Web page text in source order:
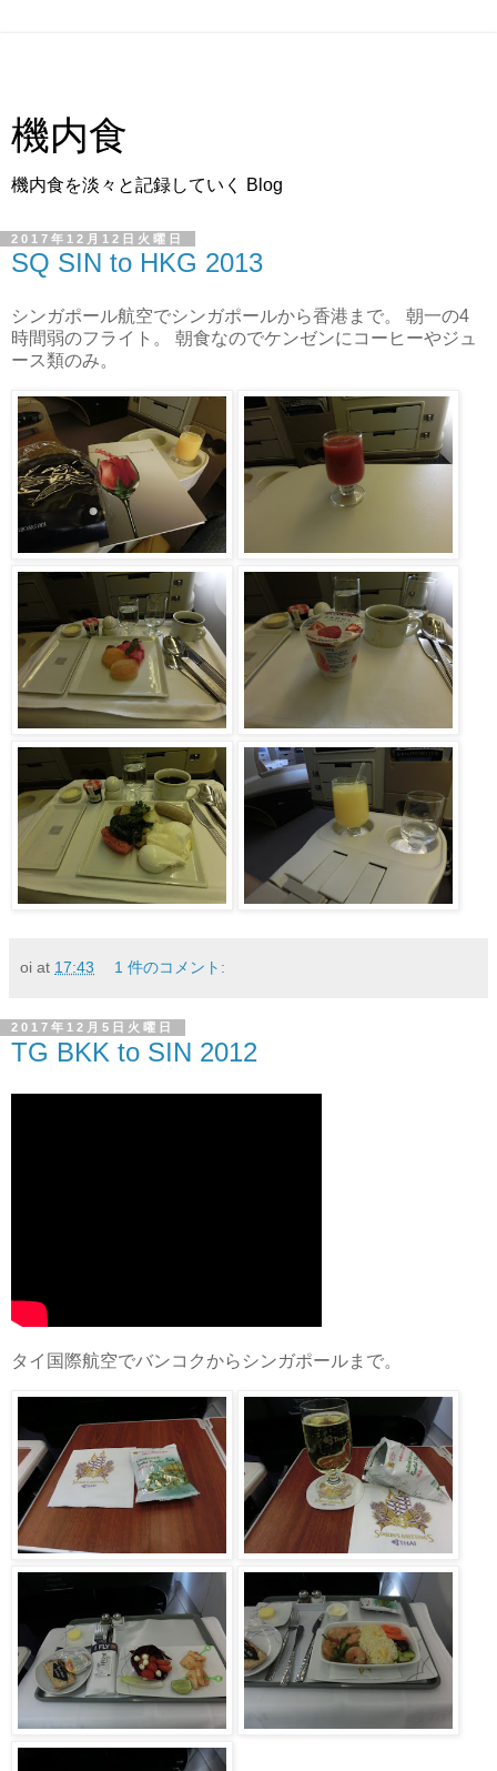
機内食
機内食を淡々と記録していく Blog
2017年12月12日火曜日
SQ SIN to HKG 2013
シンガポール航空でシンガポールから香港まで。 朝一の4
時間弱のフライト。 朝食なのでケンゼンにコーヒーやジュ
ース類のみ。
oi at 17:43 1 件のコメント:
2017年12月5日火曜日
TG BKK to SIN 2012
タイ国際航空でバンコクからシンガポールまで。